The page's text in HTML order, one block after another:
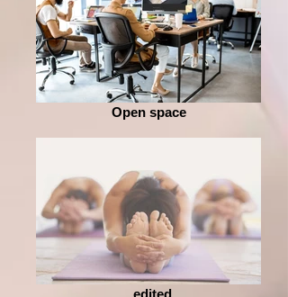
Open space
_edited